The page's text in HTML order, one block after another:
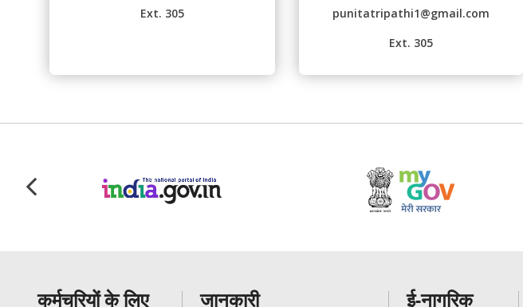
Ext. 305
punitatripathi1@gmail.com
Ext. 305
कर्मचरियों के लिए जानकारी ई-नागरिक